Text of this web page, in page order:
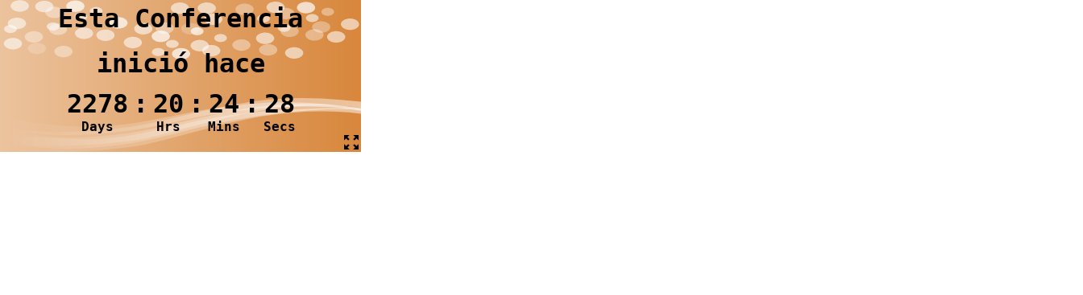
Esta Conferencia
inició hace
2278 : 20 :24:29
Days Hrs Mins Secs